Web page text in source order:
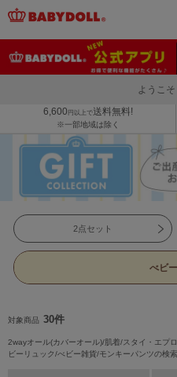
ようこ
6,600 円以上で送料無料!
※一部地域は除く
2点セット
べビ
対象商品 30件
2wayオール(カバーオール)/肌着/スタイ・エプ
ビーリュック/べビー雑貨/モンキーパンツの検